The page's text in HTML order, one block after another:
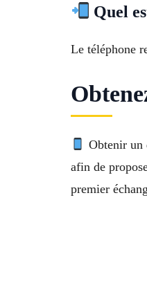
Quel
Le téléphone
Obtenir un
afin de
premier